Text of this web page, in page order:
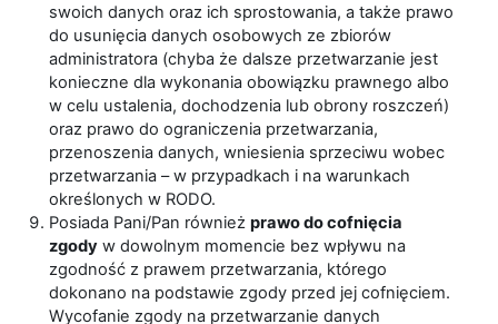
swoich danych oraz ich sprostowania, a także prawo
do usunięcia danych osobowych ze zbiorów
administratora (chyba że dalsze przetwarzanie jest
konieczne dla wykonania obowiązku prawnego albo
w celu ustalenia, dochodzenia lub obrony roszczeń)
oraz prawo do ograniczenia przetwarzania,
przenoszenia danych, wniesienia sprzeciwu wobec
przetwarzania – w przypadkach i na warunkach
określonych w RODO.
Posiada Pani/Pan równieżprawo do cofnięcia
zgody w dowolnym momencie bez wpływu na
zgodność z prawem przetwarzania, którego
dokonano na podstawie zgody przed jej cofnięciem.
Wycofanie zgody na przetwarzanie danych